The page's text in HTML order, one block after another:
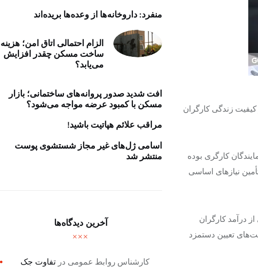
زندگی کارگران
کارگری بوده
نیازهای اساسی
درآمد کارگران
تعیین دستمزد
منفرد: داروخانه‌ها از وعده‌ها بریده‌اند
الزام احتمالی اتاق امن؛ هزینه
ساخت مسکن چقدر افزایش
می‌یابد؟
افت شدید صدور پروانه‌های ساختمانی؛ بازار
مسکن با کمبود عرضه مواجه می‌شود؟
مراقب علائم هپاتیت باشید!
اسامی ژل‌های غیر مجاز شستشوی پوست
منتشر شد
آخرین دیدگاه‌ها
کارشناس روابط عمومی در تفاوت جک